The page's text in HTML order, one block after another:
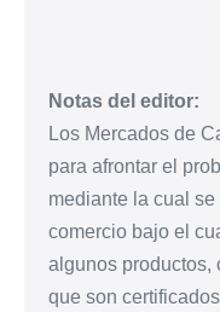
Notas del editor:
Los Mercados de
para afrontar el
mediante la cual
comercio bajo el
algunos productos,
que son